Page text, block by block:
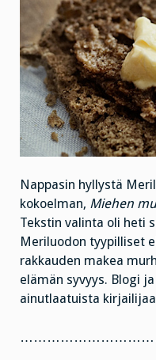
Nappasin hyllystä
kokoelman, Miehen
Tekstin valinta oli heti
Meriluodon tyypilliset
rakkauden makea
elämän syvyys. Blogi
ainutlaatuista